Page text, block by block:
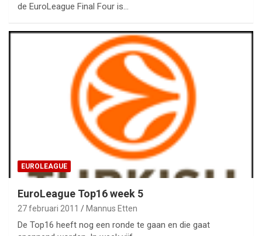
de EuroLeague Final Four is…
EUROLEAGUE
EuroLeague Top16 week 5
27 februari 2011 Mannus Etten
De Top16 heeft nog een ronde te gaan en die gaat